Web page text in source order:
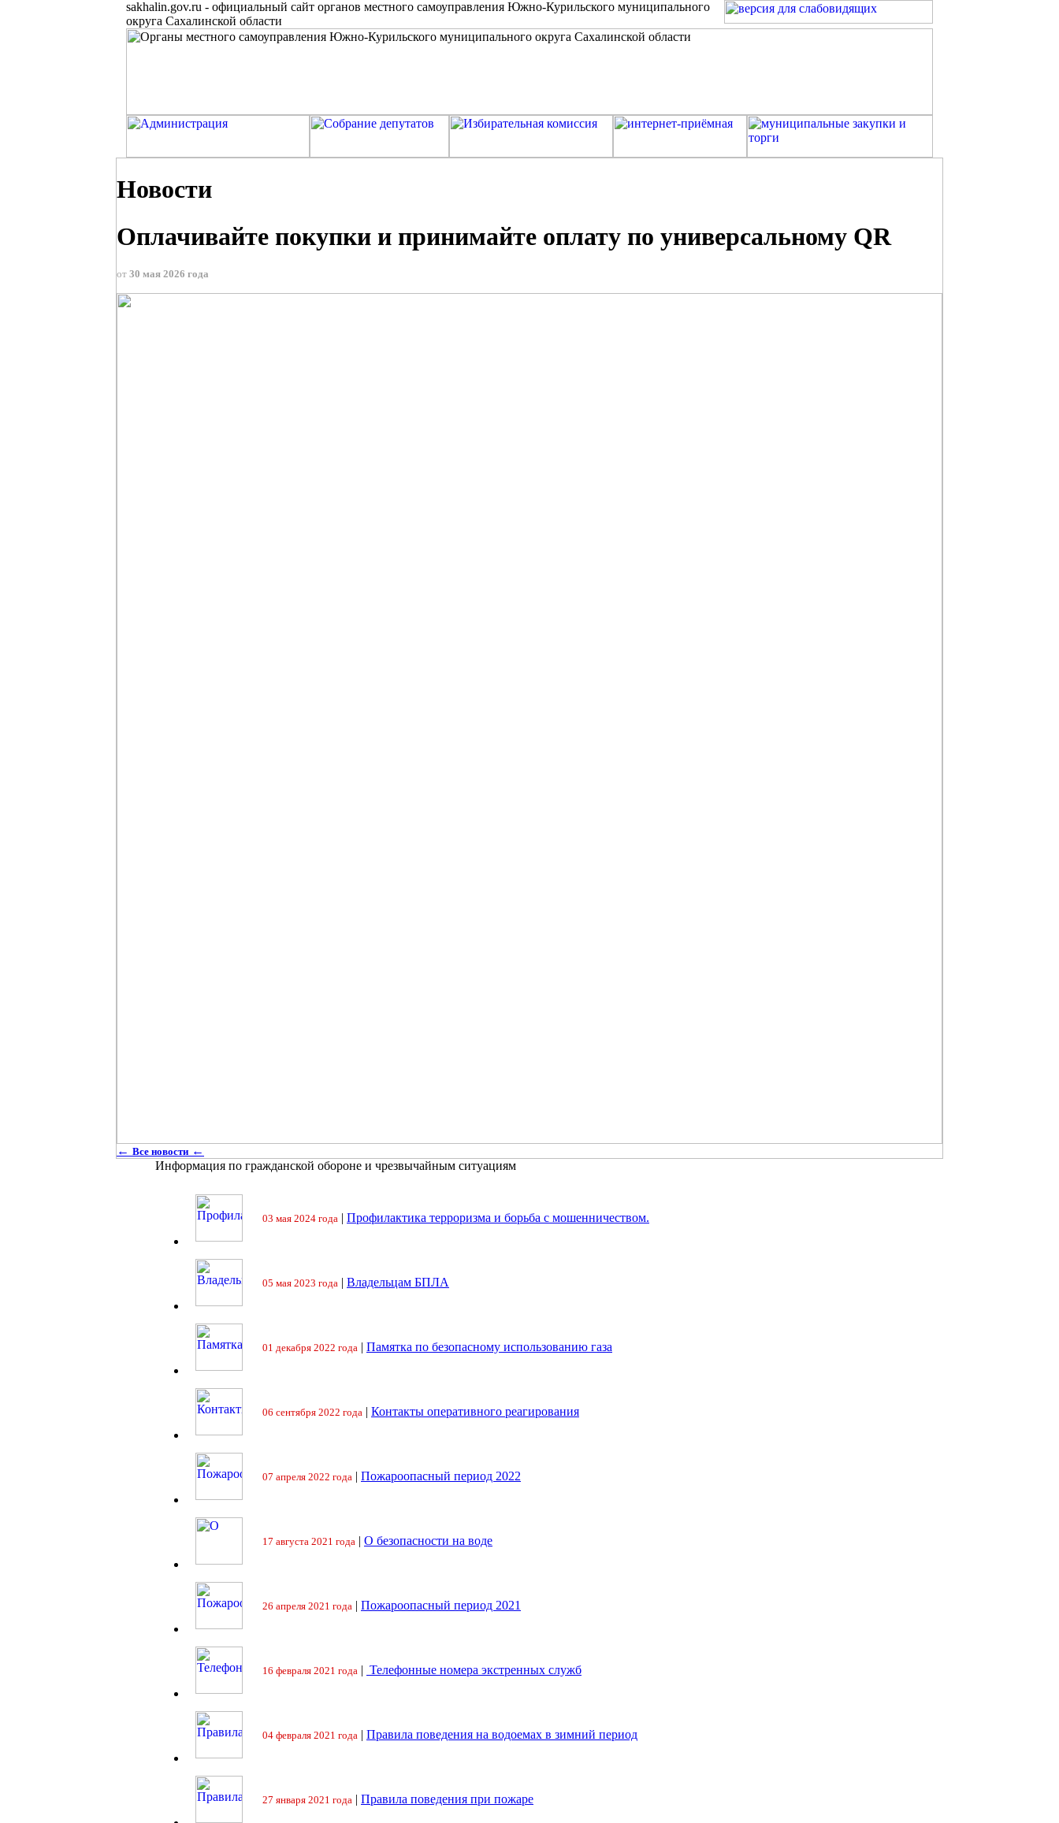
sakhalin.gov.ru - официальный сайт органов местного самоуправления Южно-Курильского муниципального
округа Сахалинской области
Новости
Оплачивайте покупки и принимайте оплату по универсальному QR
от 30 мая 2026 года
← Все новости ←
Информация по гражданской обороне и чрезвычайным ситуациям
03 мая 2024 года | Профилактика терроризма и борьба с мошенничеством.
05 мая 2023 года | Владельцам БПЛА
01 декабря 2022 года | Памятка по безопасному использованию газа
06 сентября 2022 года | Контакты оперативного реагирования
07 апреля 2022 года | Пожароопасный период 2022
17 августа 2021 года | О безопасности на воде
26 апреля 2021 года | Пожароопасный период 2021
16 февраля 2021 года | Телефонные номера экстренных служб
04 февраля 2021 года | Правила поведения на водоемах в зимний период
27 января 2021 года | Правила поведения при пожаре